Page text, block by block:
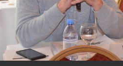
ФАКТУРЫ. ВИРТУАЛЬНЫЙ